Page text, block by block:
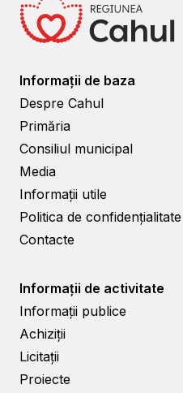
Informații de baza
Despre Cahul
Primăria
Consiliul municipal
Media
Informații utile
Politica de confidențialitate
Contacte
Informații de activitate
Informații publice
Achiziții
Licitații
Proiecte